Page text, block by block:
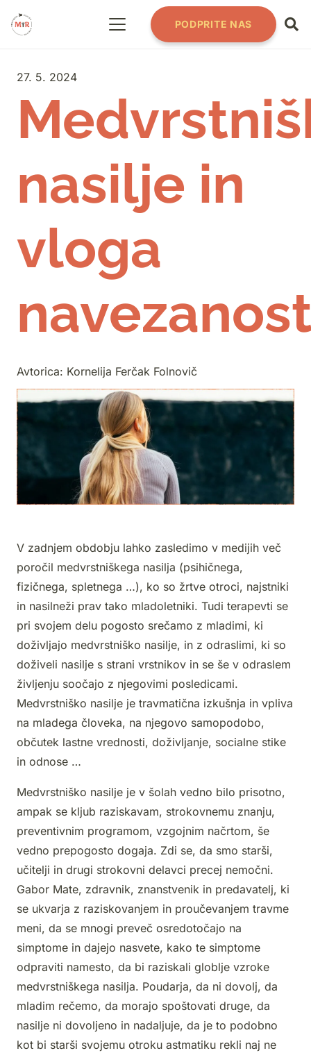
PODPRITE NAS
27. 5. 2024
nasilje in
vloga
Avtorica: Kornelija Ferčak Folnovič
V zadnjem obdobju lahko zasledimo v medijih več
poročil medvrstniškega nasilja (psihičnega,
fizičnega, spletnega …), ko so žrtve otroci, najstniki
in nasilneži prav tako mladoletniki. Tudi terapevti se
pri svojem delu pogosto srečamo z mladimi, ki
doživljajo medvrstniško nasilje, in z odraslimi, ki so
doživeli nasilje s strani vrstnikov in se še v odraslem
življenju soočajo z njegovimi posledicami.
Medvrstniško nasilje je travmatična izkušnja in vpliva
na mladega človeka, na njegovo samopodobo,
občutek lastne vrednosti, doživljanje, socialne stike
in odnose …
Medvrstniško nasilje je v šolah vedno bilo prisotno,
ampak se kljub raziskavam, strokovnemu znanju,
preventivnim programom, vzgojnim načrtom, še
vedno prepogosto dogaja. Zdi se, da smo starši,
učitelji in drugi strokovni delavci precej nemočni.
Gabor Mate, zdravnik, znanstvenik in predavatelj, ki
se ukvarja z raziskovanjem in proučevanjem travme
meni, da se mnogi preveč osredotočajo na
simptome in dajejo nasvete, kako te simptome
odpraviti namesto, da bi raziskali globlje vzroke
medvrstniškega nasilja. Poudarja, da ni dovolj, da
mladim rečemo, da morajo spoštovati druge, da
nasilje ni dovoljeno in nadaljuje, da je to podobno
kot bi starši svojemu otroku astmatiku rekli naj ne